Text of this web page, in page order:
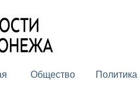
Общество Политика